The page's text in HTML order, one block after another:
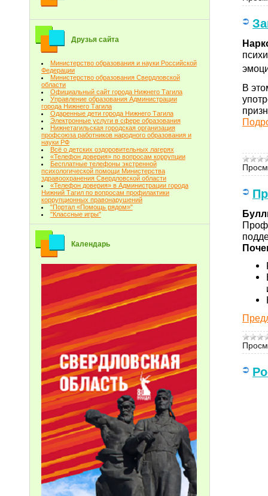
Друзья сайта
Министерство образования и науки Российской
Федерации
Министерство образования Свердловской
области
Официальный сайт города Нижнего Тагила
Управление образования Администрации
города Нижнего Тагила
Одаренные дети города Нижнего Тагила
Электронные услуги в сфере образования
Нижнетагильская городская организация
профсоюза работников народного образования и
науки РФ
Всё о детских оздоровительных лагерях
«Телефон доверия» по вопросам коррупции
Бесплатные телефоны экстренной
психологической помощи Министерства
здравоохранения Свердловской области
«Телефон доверия» в Администрации города
Нижний Тагил по вопросам профилактики
коррупционных правонарушений
"Портал «Помощь рядом»"
"Классные игры"
Календарь
В